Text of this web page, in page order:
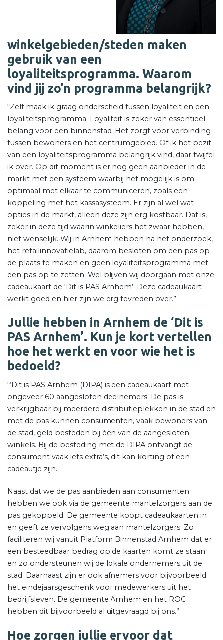
winkelgebieden/steden maken
gebruik van een
loyaliteitsprogramma. Waarom
vind jij zo’n programma belangrijk?
“Zelf maak ik graag onderscheid tussen loyaliteit en een
loyaliteitsprogramma. Loyaliteit is zeker van essentieel
belang voor een binnenstad. Het zorgt voor verbinding
tussen bewoners en het centrumgebied. Of ik het bezit
van een loyaliteitsprogramma belangrijk vind, daar twijfel
ik over. Op dit moment is er nog geen aanbieder in de
markt met een systeem waarbij het mogelijk is om
optimaal met elkaar te communiceren, zoals een
koppeling met het kassasysteem. Er zijn al wel wat
opties in de markt, alleen deze zijn erg kostbaar. Dat is,
zeker in deze tijd waarin winkeliers het zwaar hebben,
niet wenselijk. Wij in Arnhem hebben na het onderzoek,
het retailinnovatielab, daarom besloten om een pas op
de plaats te maken en geen loyaliteitsprogramma met
een pas op te zetten. Wel blijven wij doorgaan met onze
cadeaukaart de ‘Dit is PAS Arnhem’. Deze cadeaukaart
werkt goed en hier zijn we erg tevreden over.”
Jullie hebben in Arnhem de ‘Dit is
PAS Arnhem’. Kun je kort vertellen
hoe het werkt en voor wie het is
bedoeld?
“‘Dit is PAS Arnhem (DIPA) is een cadeaukaart met
ongeveer 60 aangesloten deelnemers. De pas is
verkrijgbaar bij meerdere distributieplekken in de stad en
met de pas kunnen consumenten, vaak bewoners van
de stad, geld besteden bij één van de aangesloten
winkels. Bij de besteding met de DIPA ontvangt de
consument vaak iets extra’s, dit kan korting of een
cadeautje zijn.
Naast dat we de pas aanbieden aan consumenten
hebben we ook via de gemeente mantelzorgers aan de
pas gekoppeld. De gemeente koopt cadeaukaarten in
en geeft ze vervolgens weg aan mantelzorgers. Zo
faciliteren wij vanuit Platform Binnenstad Arnhem dat er
een besteedbaar bedrag op de kaarten komt ze staan
en zo ondersteunen wij de lokale ondernemers uit de
stad. Daarnaast zijn er ook afnemers voor bijvoorbeeld
het eindejaarsgeschenk voor medewerkers uit het
bedrijfsleven. De gemeente Arnhem en het ROC
hebben dit bijvoorbeeld al uitgevraagd bij ons.”
Hoe zorgen jullie ervoor dat